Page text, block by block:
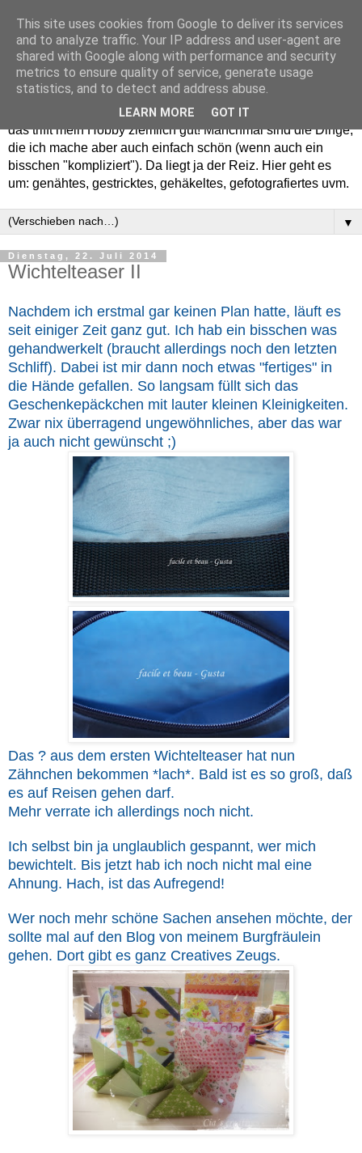
Willkommen in meinem "Wohnzimmer". Einfach und schön -
das trifft mein Hobby ziemlich gut! Manchmal sind die Dinge,
die ich mache aber auch einfach schön (wenn auch ein
bisschen "kompliziert"). Da liegt ja der Reiz. Hier geht es
um: genähtes, gestricktes, gehäkeltes, gefotografiertes uvm.
▼
Dienstag, 22. Juli 2014
Wichtelteaser II
Nachdem ich erstmal gar keinen Plan hatte, läuft es
seit einiger Zeit ganz gut. Ich hab ein bisschen was
gehandwerkelt (braucht allerdings noch den letzten
Schliff). Dabei ist mir dann noch etwas "fertiges" in
die Hände gefallen. So langsam füllt sich das
Geschenkepäckchen mit lauter kleinen Kleinigkeiten.
Zwar nix überragend ungewöhnliches, aber das war
ja auch nicht gewünscht ;)
Das ? aus dem ersten Wichtelteaser hat nun
Zähnchen bekommen *lach*. Bald ist es so groß, daß
es auf Reisen gehen darf.
Mehr verrate ich allerdings noch nicht.
Ich selbst bin ja unglaublich gespannt, wer mich
bewichtelt. Bis jetzt hab ich noch nicht mal eine
Ahnung. Hach, ist das Aufregend!
Wer noch mehr schöne Sachen ansehen möchte, der
sollte mal auf den Blog von meinem Burgfräulein
gehen. Dort gibt es ganz Creatives Zeugs.
This site uses cookies from Google to deliver its services
and to analyze traffic. Your IP address and user-agent are
shared with Google along with performance and security
metrics to ensure quality of service, generate usage
statistics, and to detect and address abuse.
LEARN MORE GOT IT